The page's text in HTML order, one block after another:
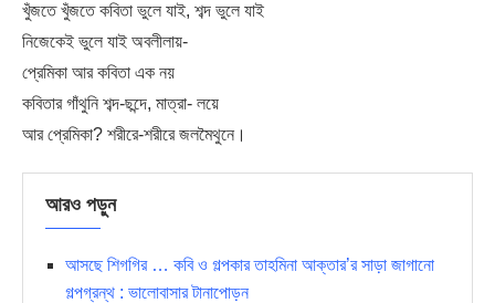
খুঁজতে খুঁজতে কবিতা ভুলে যাই, শব্দ ভুলে যাই
নিজেকেই ভুলে যাই অবলীলায়-
প্রেমিকা আর কবিতা এক নয়
কবিতার গাঁথুনি শব্দ-ছন্দে, মাত্রা- লয়ে
আর প্রেমিকা? শরীরে-শরীরে জলমৈথুনে।
আরও পড়ুন
আসছে শিগগির … কবি ও গল্পকার তাহমিনা আক্তার’র সাড়া জাগানো
গল্পগ্রন্থ : ভালোবাসার টানাপোড়ন